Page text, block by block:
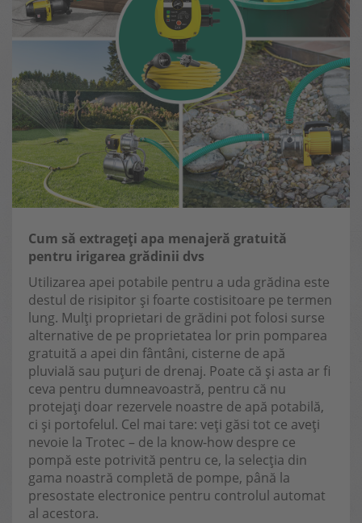
Cum să extrageți apa menajeră gratuită
pentru irigarea grădinii dvs
Utilizarea apei potabile pentru a uda grădina este
destul de risipitor și foarte costisitoare pe termen
lung. Mulți proprietari de grădini pot folosi surse
alternative de pe proprietatea lor prin pomparea
gratuită a apei din fântâni, cisterne de apă
pluvială sau puțuri de drenaj. Poate că și asta ar fi
ceva pentru dumneavoastră, pentru că nu
protejați doar rezervele noastre de apă potabilă,
ci și portofelul. Cel mai tare: veți găsi tot ce aveți
nevoie la Trotec – de la know-how despre ce
pompă este potrivită pentru ce, la selecția din
gama noastră completă de pompe, până la
presostate electronice pentru controlul automat
al acestora.